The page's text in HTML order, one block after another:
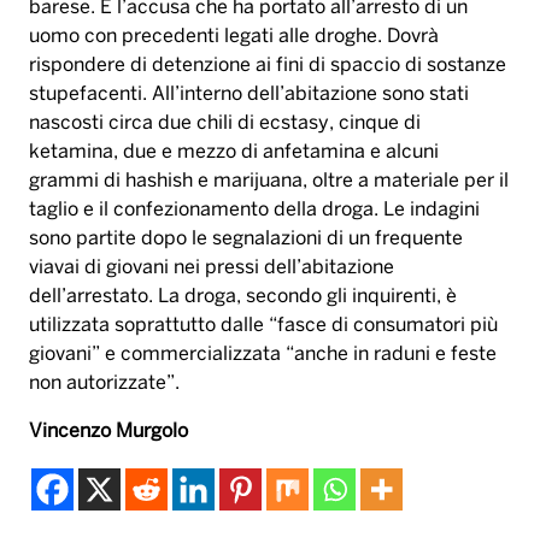
barese. È l’accusa che ha portato all’arresto di un
uomo con precedenti legati alle droghe. Dovrà
rispondere di detenzione ai fini di spaccio di sostanze
stupefacenti. All’interno dell’abitazione sono stati
nascosti circa due chili di ecstasy, cinque di
ketamina, due e mezzo di anfetamina e alcuni
grammi di hashish e marijuana, oltre a materiale per il
taglio e il confezionamento della droga. Le indagini
sono partite dopo le segnalazioni di un frequente
viavai di giovani nei pressi dell’abitazione
dell’arrestato. La droga, secondo gli inquirenti, è
utilizzata soprattutto dalle “fasce di consumatori più
giovani” e commercializzata “anche in raduni e feste
non autorizzate”.
Vincenzo Murgolo